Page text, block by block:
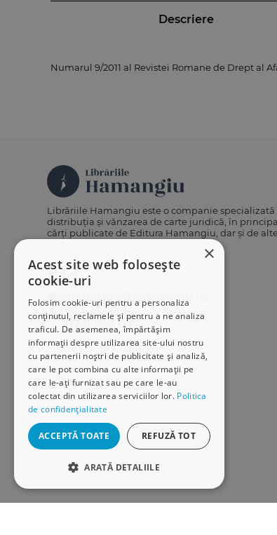
Descriere
Numarul 9/2011 al Revistei Romane de Drept al
×
Acest site web folosește
cookie-uri
Folosim cookie-uri pentru a personaliza
conținutul, reclamele și pentru a ne analiza
traficul. De asemenea, împărtășim
informații despre utilizarea site-ului nostru
cu partenerii noștri de publicitate și analiză,
care le pot combina cu alte informații pe
care le-ați furnizat sau pe care le-au
colectat din utilizarea serviciilor lor. Politica
de confidențialitate
ACCEPTĂ TOATE REFUZĂ TOT
ARATĂ DETALIILE
Librăriile Hamangiu este o companie specializată
distribuția și vânzarea de carte juridică, în
cărți publicate de Editura Hamangiu, dar și de alte
distributie@hamangiu.ro
031 425 42 24
0741 244 032